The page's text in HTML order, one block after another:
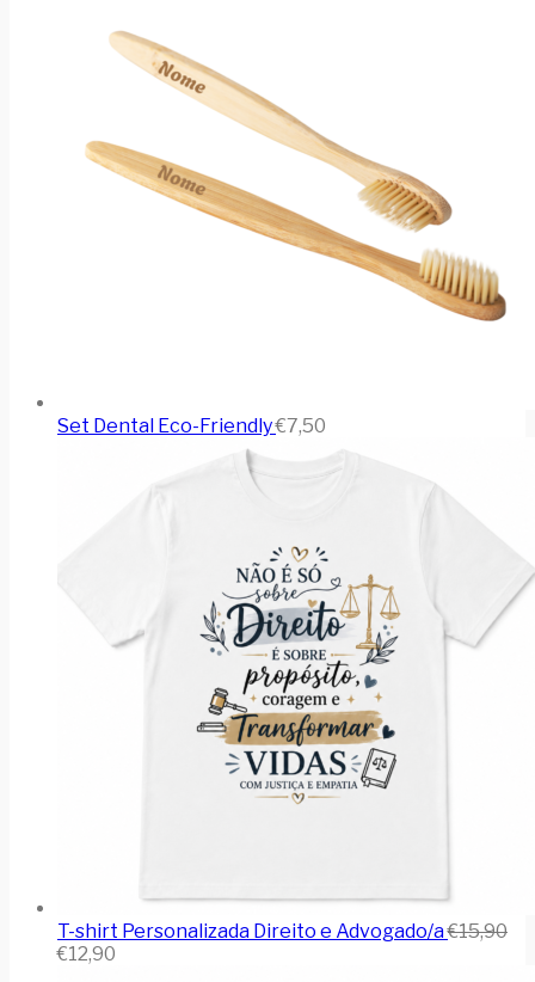
Set Dental Eco-Friendly€7,50
T-shirt Personalizada Direito e Advogado/a€15,90
€12,90